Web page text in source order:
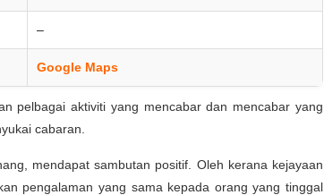
–
Google Maps
pelbagai aktiviti yang mencabar dan mencabar yang
cabaran.
mendapat sambutan positif. Oleh kerana kejayaan
pengalaman yang sama kepada orang yang tinggal